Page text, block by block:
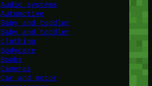
Audio systems
Automotive
Baby and toddler
Baby and toddler
clothing
Bodycare
Books
Cameras
Car and motor